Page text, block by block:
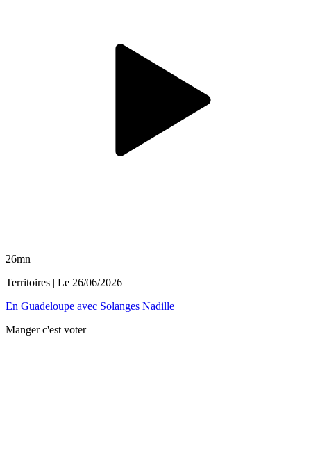
26mn
Territoires | Le 26/06/2026
En Guadeloupe avec Solanges Nadille
Manger c'est voter